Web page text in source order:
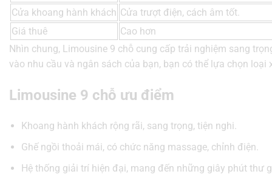
Cửa khoang hành khách Cửa trượt điện, cách âm tốt.
Giá thuê
Cao hơn
Nhìn chung, Limousine 9 chỗ cung cấp trải nghiệm sang
vào nhu cầu và ngân sách của bạn, bạn có thể lựa chọn loại
Limousine 9 chỗ ưu điểm
Khoang hành khách rộng rãi, sang trọng, tiện nghi.
Ghế ngồi thoải mái, có chức năng massage, chỉnh điện.
Hệ thống giải trí hiện đại, mang đến những giây phút thư